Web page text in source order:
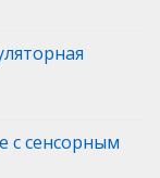
с сенсорным